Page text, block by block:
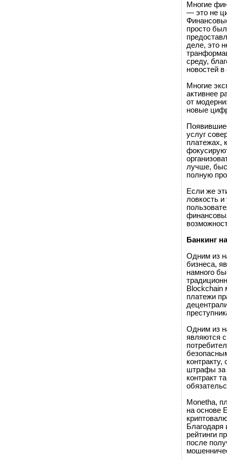
Многие
— это не
просто
деле, это
среду,
новостей в
Многие
активнее
от
новые
услуг
платежах,
лучше,
полную
Если же
ловкость
Банкинг
Одним из
бизнеса,
намного
Blockchain
платежи
Одним из
являются
штрафы за
контракт
Monetha,
на основе
Благодаря
рейтинги
после